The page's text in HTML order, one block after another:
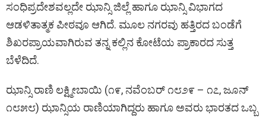
ಸಂಧಿಪ್ರದೇಶವಲ್ಲದೇ ಝಾನ್ಸಿ ಜಿಲ್ಲೆ ಹಾಗೂ ಝಾನ್ಸಿ ವಿಭಾಗದ
ಆಡಳಿತಾತ್ಮಕ ಪೀಠವೂ ಆಗಿದೆ. ಮೂಲ ನಗರವು ಹತ್ತಿರದ ಬಂಡೆಗೆ
ಶಿಖರಪ್ರಾಯವಾಗಿರುವ ತನ್ನ ಕಲ್ಲಿನ ಕೋಟೆಯ ಪ್ರಾಕಾರದ ಸುತ್ತ
ಬೆಳೆದಿದೆ.
ಝಾನ್ಸಿ ರಾಣಿ ಲಕ್ಷ್ಮೀಬಾಯಿ (೧೯, ನವೆಂಬರ್ ೧೮೨೯ – ೧೭, ಜೂನ್
೧೮೫೮) ಝಾನ್ಸಿಯ ರಾಣಿಯಾಗಿದ್ದರು ಹಾಗೂ ಅವರು ಭಾರತದ ಒಬ್ಬ